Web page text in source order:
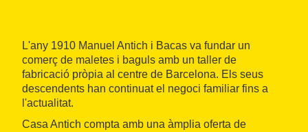
L'any 1910 Manuel Antich i Bacas va fundar un
comerç de maletes i baguls amb un taller de
fabricació pròpia al centre de Barcelona. Els seus
descendents han continuat el negoci familiar fins a
l'actualitat.
Casa Antich compta amb una àmplia oferta de